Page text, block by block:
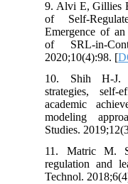
9. Alvi E, Gillies
of Self-
Emergence of
of SRL-in-
2020;10(4):98. [
10. Shih H-J.
strategies,
academic
modeling
Studies.
11. Matric M.
regulation and
Technol.